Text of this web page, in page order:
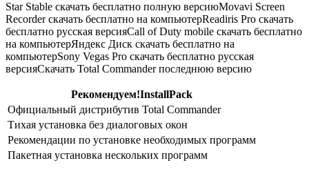
Star Stable скачать бесплатно полную версиюMovavi Screen
Recorder скачать бесплатно на компьютерReadiris Pro скачать
бесплатно русская версияCall of Duty mobile скачать бесплатно
на компьютерЯндекс Диск скачать бесплатно на
компьютерSony Vegas Pro скачать бесплатно русская
версияСкачать Total Commander последнюю версию
Рекомендуем!InstallPack
Официальный дистрибутив Total Commander
Тихая установка без диалоговых окон
Рекомендации по установке необходимых программ
Пакетная установка нескольких программ